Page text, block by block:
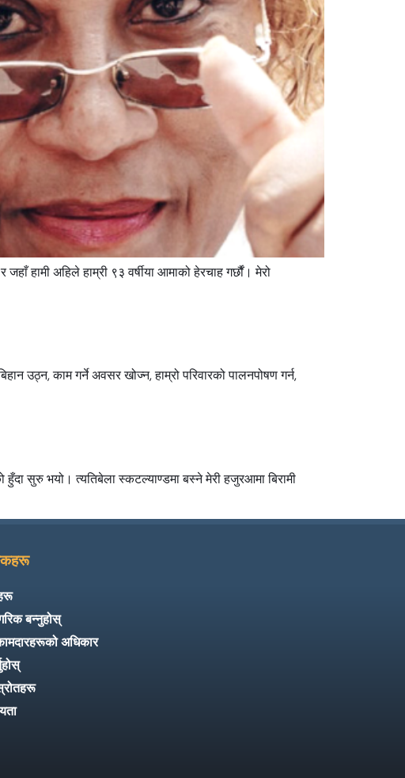
हामी अहिले हाम्री ९३ वर्षीया आमाको हेरचाह गर्छौं। मेरो
उठ्न, काम गर्ने अवसर खोज्न, हाम्रो परिवारको पालनपोषण गर्न,
हुँदा सुरु भयो। त्यतिबेला स्कटल्याण्डमा बस्ने मेरी हजुरआमा बिरामी
बन्नुहोस्
अधिकार